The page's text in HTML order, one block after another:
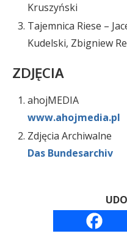
Kruszyński
Tajemnica Riese –
Kudelski, Zbigniew
ZDJĘCIA
ahojMEDIA
www.ahojmedia.pl
Zdjęcia Archiwalne
Das Bundesarchiv